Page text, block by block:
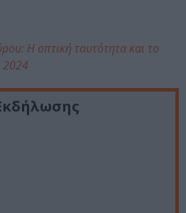
Η οπτική ταυτότητα και το
2024